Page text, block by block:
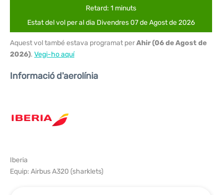
Retard: 1 minuts
Estat del vol per al dia Divendres 07 de Agost de 2026
Aquest vol també estava programat perAhir (06 de Agost de
2026). Vegi-ho aquí
Informació d'aerolínia
Iberia
Equip: Airbus A320 (sharklets)